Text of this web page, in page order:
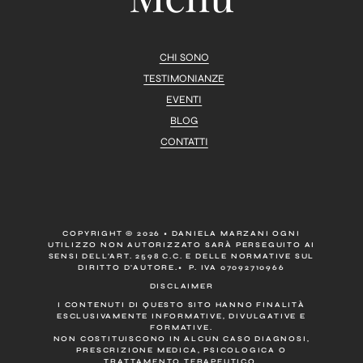
CHI SONO
TESTIMONIANZE
EVENTI
BLOG
CONTATTI
COPYRIGHT © 2026 • DANIELA MARZANI OGNI
UTILIZZO NON AUTORIZZATO SARÀ PERSEGUITO AI
SENSI DELL’ART. 2598 C.C. E DELLE NORMATIVE SUL
DIRITTO D’AUTORE.• P. IVA 07092710966
DISCLAIMER
I CONTENUTI DI QUESTO SITO HANNO FINALITÀ
ESCLUSIVAMENTE INFORMATIVE, DIVULGATIVE E
FORMATIVE.
NON COSTITUISCONO IN ALCUN CASO DIAGNOSI,
PRESCRIZIONE MEDICA, PSICOLOGICA O
TRATTAMENTO TERAPEUTICO.